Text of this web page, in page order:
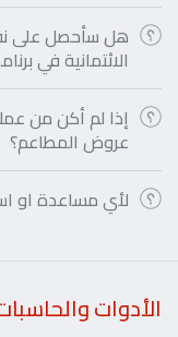
هل سأحصل على
الائتمانية في
إذا لم أكن من
عروض المطاعم؟
لأي مساعدة او
الأدوات